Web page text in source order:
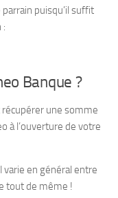
puisqu’il suffit
:
Banque ?
une somme
à l’ouverture de votre
varie en général entre
tout de même !